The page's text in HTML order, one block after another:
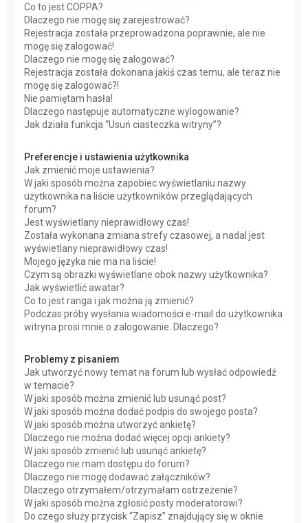
Co to jest COPPA?
Dlaczego nie mogę się zarejestrować?
Rejestracja została przeprowadzona poprawnie, ale nie
mogę się zalogować!
Dlaczego nie mogę się zalogować?
Rejestracja została dokonana jakiś czas temu, ale teraz nie
mogę się zalogować?!
Nie pamiętam hasła!
Dlaczego następuje automatyczne wylogowanie?
Jak działa funkcja “Usuń ciasteczka witryny”?
Preferencje i ustawienia użytkownika
Jak zmienić moje ustawienia?
W jaki sposób można zapobiec wyświetlaniu nazwy
użytkownika na liście użytkowników przeglądających
forum?
Jest wyświetlany nieprawidłowy czas!
Została wykonana zmiana strefy czasowej, a nadal jest
wyświetlany nieprawidłowy czas!
Mojego języka nie ma na liście!
Czym są obrazki wyświetlane obok nazwy użytkownika?
Jak wyświetlić awatar?
Co to jest ranga i jak można ją zmienić?
Podczas próby wysłania wiadomości e-mail do użytkownika
witryna prosi mnie o zalogowanie. Dlaczego?
Problemy z pisaniem
Jak utworzyć nowy temat na forum lub wysłać odpowiedź
w temacie?
W jaki sposób można zmienić lub usunąć post?
W jaki sposób można dodać podpis do swojego posta?
W jaki sposób można utworzyć ankietę?
Dlaczego nie można dodać więcej opcji ankiety?
W jaki sposób zmienić lub usunąć ankietę?
Dlaczego nie mam dostępu do forum?
Dlaczego nie mogę dodawać załączników?
Dlaczego otrzymałem/otrzymałam ostrzeżenie?
W jaki sposób można zgłosić posty moderatorowi?
Do czego służy przycisk “Zapisz” znajdujący się w oknie